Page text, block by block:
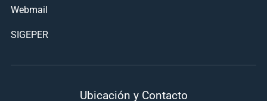
Webmail
SIGEPER
Ubicación y Contacto